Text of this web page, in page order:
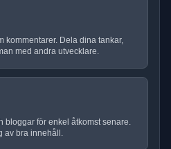
kommentarer. Dela dina tankar,
med andra utvecklare.
bloggar för enkel åtkomst senare.
av bra innehåll.